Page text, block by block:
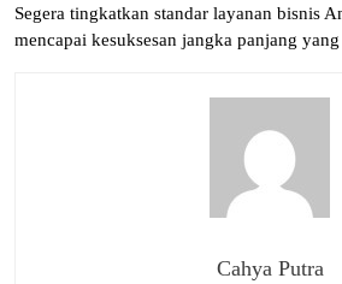
Segera tingkatkan standar layanan bisnis
mencapai kesuksesan jangka panjang
Cahya Putra